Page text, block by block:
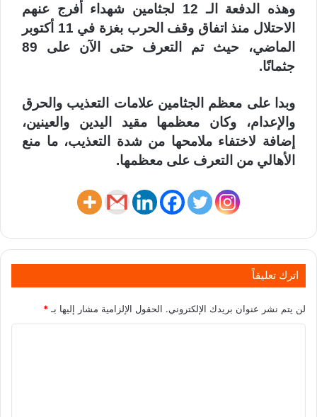
وهذه الدفعة الـ 12 لجثامين شهداء أفرج عنهم
الاحتلال منذ اتفاق وقف الحرب بغزة في 11 أكتوبر
الماضي، حيث تم التعرف حتى الآن على 89
جثمانًا.
وبدا على معظم الجثامين علامات التعذيب والحرق
والإعدام، وكان معظمها مقيد اليدين والعينين،
إضافة لاختفاء ملامحها من شدة التعذيب، ما منع
الأهالي من التعرف على معظمها.
اترك تعليقاً
لن يتم نشر عنوان بريدك الإلكتروني. الحقول الإلزامية مشار إليها بـ *